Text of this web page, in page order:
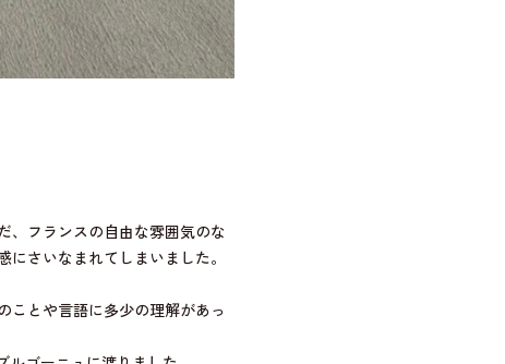
、フランスの自由な雰囲気のな
さいなまれてしまいました。
ことや言語に多少の理解があっ